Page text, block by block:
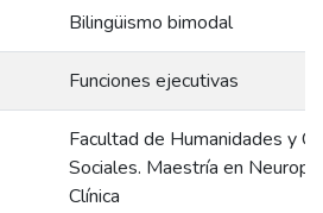
Bilingüismo bimodal
Funciones ejecutivas
Facultad de Humanidades y
Sociales. Maestría en
Clínica